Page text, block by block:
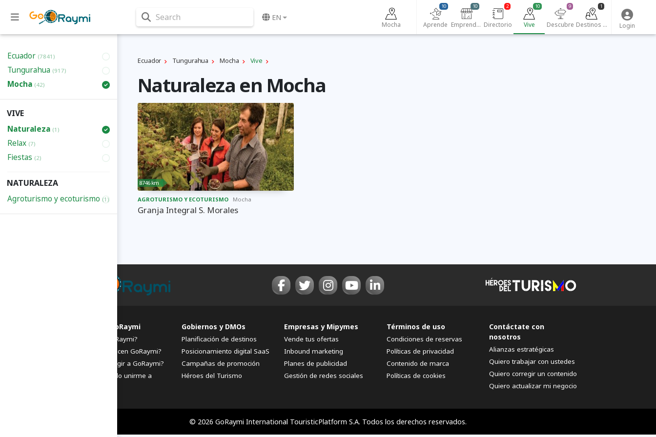
Search EN
Mocha Aprende
10
Emprendedores
10
Directorio
2
Vive
10
Descubre
9
Destinos turísticos
1
Login
Ecuador (7841)
Tungurahua (917)
Mocha (42)
VIVE
Naturaleza (1)
Relax (7)
Fiestas (2)
NATURALEZA
Agroturismo y ecoturismo (1)
Ecuador Tungurahua Mocha Vive
Naturaleza en Mocha
8746 km
AGROTURISMO Y ECOTURISMO Mocha
Granja Integral S. Morales
FAQs de GoRaymi
¿Qué es GoRaymi?
¿Quiénes hacen GoRaymi?
¿Por qué elegir a GoRaymi?
¿Cómo puedo unirme a
Gobiernos y DMOs
Planificación de destinos
Posicionamiento digital SaaS
Campañas de promoción
Héroes del Turismo
Empresas y Mipymes
Vende tus ofertas
Inbound marketing
Planes de publicidad
Gestión de redes sociales
Términos de uso
Condiciones de reservas
Políticas de privacidad
Contenido de marca
Políticas de cookies
Contáctate con
nosotros
Alianzas estratégicas
Quiero trabajar con ustedes
Quiero corregir un contenido
Quiero actualizar mi negocio
© 2026 GoRaymi International TouristicPlatform S.A. Todos los derechos reservados.